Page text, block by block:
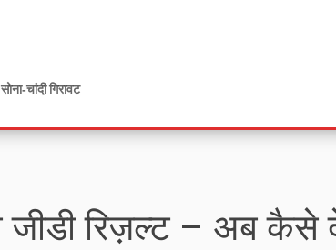
सोना‑चांदी गिरावट
जीडी रिज़ल्ट – अब कैसे